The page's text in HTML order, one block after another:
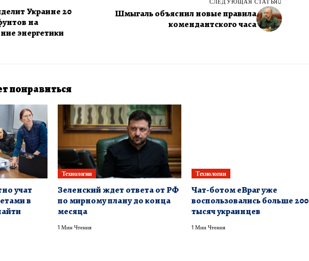
Украине 20
на
энергетики
Шмыгаль объяснил новые правила
комендантского часа
понравиться
учат
в
Технологии
Зеленский ждет ответа от РФ
по мирному плану до конца
месяца
1 Мин Чтения
Технологии
Чат-ботом еВраг уже
воспользовались больше 200
тысяч украинцев
1 Мин Чтения